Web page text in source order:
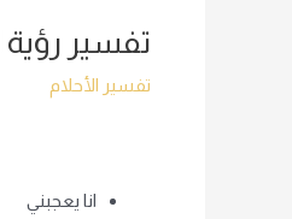
تفسير
تفسير الأحلام
انا يعجبني